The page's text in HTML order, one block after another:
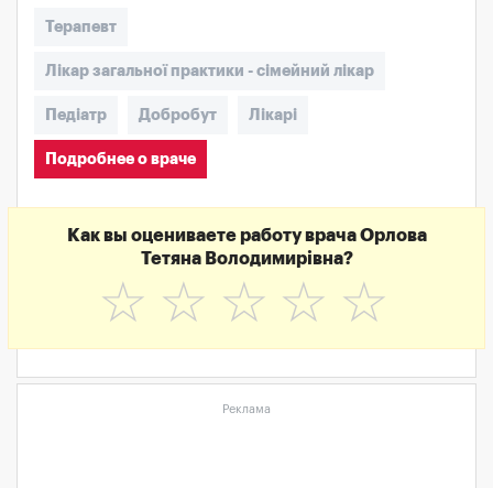
Терапевт
Лікар загальної практики - сімейний лікар
Педіатр Добробут Лікарі
Подробнее о враче
Как вы оцениваете работу врача Орлова
Тетяна Володимирівна?
☆
☆
☆
☆
☆
Реклама